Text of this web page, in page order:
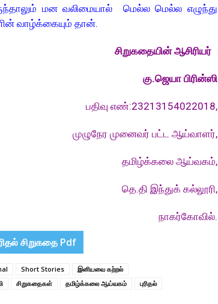
மன வலிமையால் மெல்ல மெல்ல எழுந்து
வாழ்க்கையும் தான்.
சிறுகதையின் ஆசிரியர்
கு.ஜெயா பிரின்ஸி
பதிவு எண்:23213154022018,
முழுநேர முனைவர் பட்ட ஆய்வாளர்,
தமிழ்க்கலை ஆய்வகம்,
தெ.தி இந்துக் கல்லூரி,
நாகர்கோவில்.
சிறுகதை Pdf
Short Stories
இனியவை கற்றல்
சிறுகதைகள் தமிழ்க்கலை ஆய்வகம் புரிதல்